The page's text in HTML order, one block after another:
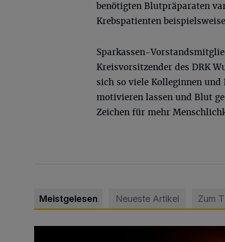
benötigten Blutpräparaten
Krebspatienten
Sparkassen-
Kreisvorsitzender des DRK
sich so viele Kolleginnen
motivieren lassen und Blut
Zeichen für mehr
Meistgelesen Neueste Artikel Zum